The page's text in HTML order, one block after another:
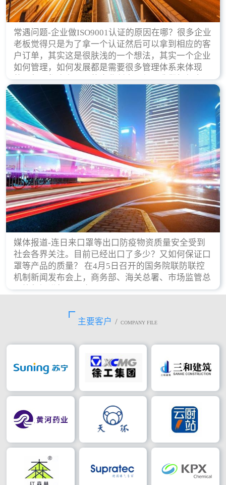
常遇问题-企业做ISO9001认证的原因在哪？很多企业
老板觉得只是为了拿一个认证然后可以拿到相应的客
户订单，其实这是很肤浅的一个想法，其实一个企业
如何管理，如何发展都是需要很多管理体系来体现
的，每天都会有不同的企业创立，但是我们如何去证
实一个企业的合法，有质量保证了？这就是ISO9001
认证体现价值的时候，那么键锋小编就来细说下企业
做ISO9001认证的根本原因。
媒体报道-连日来口罩等出口防疫物资质量安全受到
社会各界关注。目前已经出口了多少？又如何保证口
罩等产品的质量？ 在4月5日召开的国务院联防联控
机制新闻发布会上，商务部、海关总署、市场监管总
局等部门进行了回应。
主要客户 / COMPANY FILE